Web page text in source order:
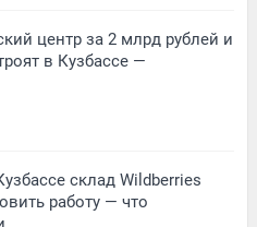
центр за 2 млрд рублей и
в Кузбассе —
склад Wildberries
работу — что